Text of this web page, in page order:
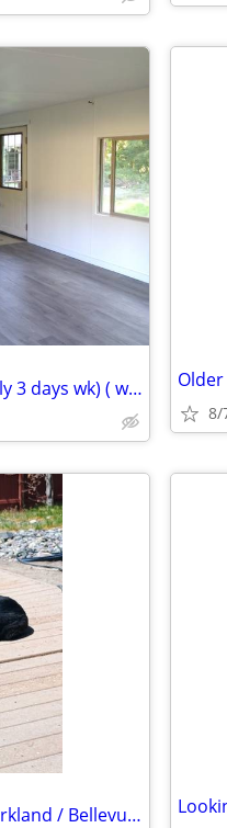
(Private) Live in Caregiver (only 3 days wk) ( willing to train)
8/
Seeking Housing for Rent – Kirkland / Bellevue / West Redmond / Kenmore